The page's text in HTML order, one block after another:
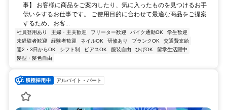
事】 お客様に商品をご案内したり、気に入ったものを見つけるお手
伝いをするお仕事です。 ご使用目的に合わせて最適な商品をご提案
するため、お客...
社員登用あり 主婦・主夫歓迎 フリーター歓迎 バイク通勤OK
学生歓迎
未経験者歓迎
経験者歓迎 ネイルOK 研修あり ブランクOK
交通費支給
週2・3日からOK
シフト制 ピアスOK 服装自由 ひげOK
留学生活躍中
髪型・髪色自由
アルバイト・パート